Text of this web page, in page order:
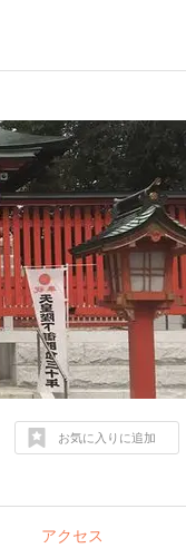
お気に入りに追加
アクセス